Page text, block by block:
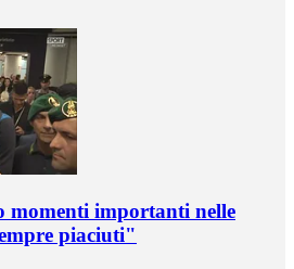
momenti importanti nelle
piaciuti"